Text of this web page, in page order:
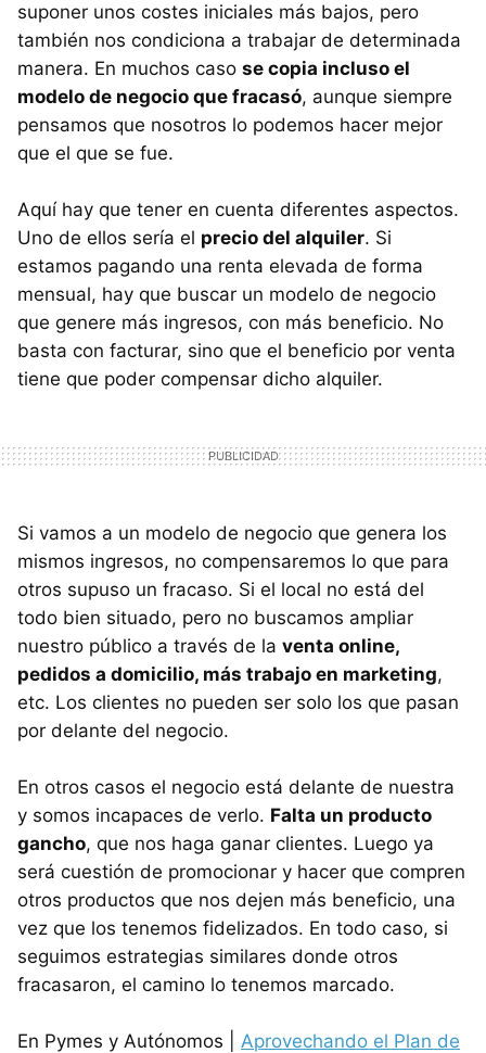
suponer unos costes iniciales más bajos, pero
también nos condiciona a trabajar de determinada
manera. En muchos caso se copia incluso el
modelo de negocio que fracasó, aunque siempre
pensamos que nosotros lo podemos hacer mejor
que el que se fue.
Aquí hay que tener en cuenta diferentes aspectos.
Uno de ellos sería el precio del alquiler. Si
estamos pagando una renta elevada de forma
mensual, hay que buscar un modelo de negocio
que genere más ingresos, con más beneficio. No
basta con facturar, sino que el beneficio por venta
tiene que poder compensar dicho alquiler.
Si vamos a un modelo de negocio que genera los
mismos ingresos, no compensaremos lo que para
otros supuso un fracaso. Si el local no está del
todo bien situado, pero no buscamos ampliar
nuestro público a través de la venta online,
pedidos a domicilio, más trabajo en marketing,
etc. Los clientes no pueden ser solo los que pasan
por delante del negocio.
En otros casos el negocio está delante de nuestra
y somos incapaces de verlo. Falta un producto
gancho, que nos haga ganar clientes. Luego ya
será cuestión de promocionar y hacer que compren
otros productos que nos dejen más beneficio, una
vez que los tenemos fidelizados. En todo caso, si
seguimos estrategias similares donde otros
fracasaron, el camino lo tenemos marcado.
En Pymes y Autónomos | Aprovechando el Plan de